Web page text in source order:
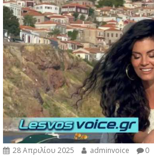
28 Απριλίου 2025 adminvoice 0